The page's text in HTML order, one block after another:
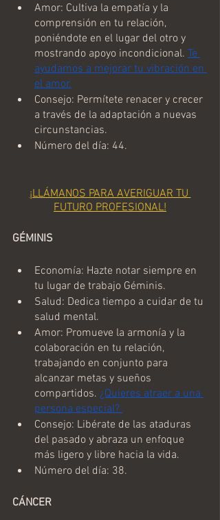
Amor: Cultiva la empatía y la
comprensión en tu relación,
poniéndote en el lugar del otro y
mostrando apoyo incondicional. Te
ayudamos a mejorar tu vibración en
el amor.
Consejo: Permítete renacer y crecer
a través de la adaptación a nuevas
circunstancias.
Número del día: 44.
¡LLÁMANOS PARA AVERIGUAR TU
FUTURO PROFESIONAL!
GÉMINIS
Economía: Hazte notar siempre en
tu lugar de trabajo Géminis.
Salud: Dedica tiempo a cuidar de tu
salud mental.
Amor: Promueve la armonía y la
colaboración en tu relación,
trabajando en conjunto para
alcanzar metas y sueños
compartidos. ¿Quieres atraer a una
persona especial?
Consejo: Libérate de las ataduras
del pasado y abraza un enfoque
más ligero y libre hacia la vida.
Número del día: 38.
CÁNCER